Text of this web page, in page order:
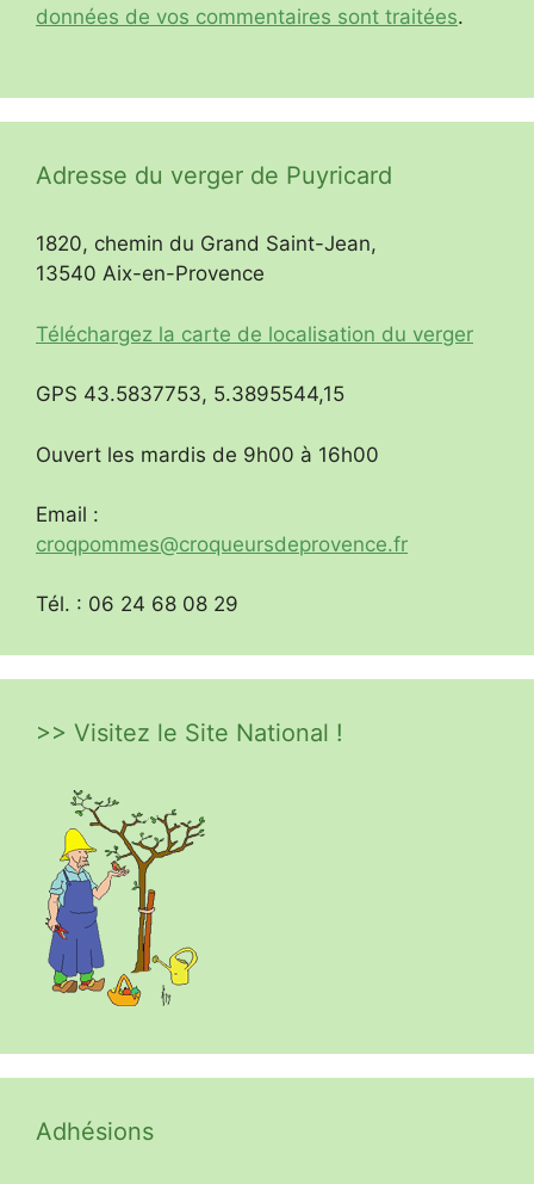
données de vos commentaires sont traitées.
Adresse du verger de Puyricard
1820, chemin du Grand Saint-Jean,
13540 Aix-en-Provence
Téléchargez la carte de localisation du verger
GPS 43.5837753, 5.3895544,15
Ouvert les mardis de 9h00 à 16h00
Email :
croqpommes@croqueursdeprovence.fr
Tél. : 06 24 68 08 29
>> Visitez le Site National !
Adhésions